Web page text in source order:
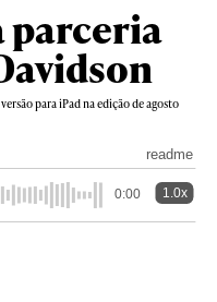
parceria
para iPad na edição de agosto
readme
0:00 1.0x